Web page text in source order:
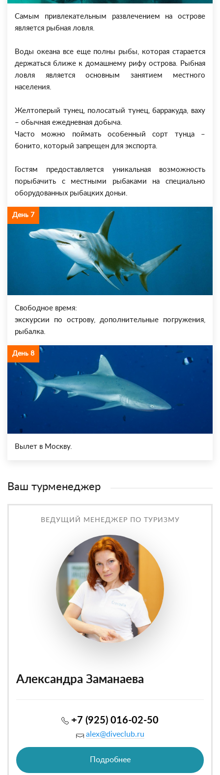
Самым привлекательным развлечением на острове
является рыбная ловля.
Воды океана все еще полны рыбы, которая старается
держаться ближе к домашнему рифу острова. Рыбная
ловля является основным занятием местного
населения.
Желтоперый тунец, полосатый тунец, барракуда, ваху
– обычная ежедневная добыча.
Часто можно поймать особенный сорт тунца –
бонито, который запрещен для экспорта.
Гостям предоставляется уникальная возможность
порыбачить с местными рыбаками на специально
оборудованных рыбацких доньи.
День 7
Свободное время:
экскурсии по острову, дополнительные погружения,
рыбалка.
День 8
Вылет в Москву.
Ваш турменеджер
ВЕДУЩИЙ МЕНЕДЖЕР ПО ТУРИЗМУ
Александра Заманаева
+7 (925) 016-02-50
alex@diveclub.ru
Подробнее